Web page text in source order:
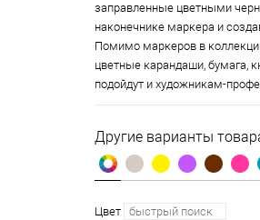
заправленные цветными
наконечнике маркера и
Помимо маркеров в
цветные карандаши, бумага,
подойдут и художникам-
Другие варианты
Цвет